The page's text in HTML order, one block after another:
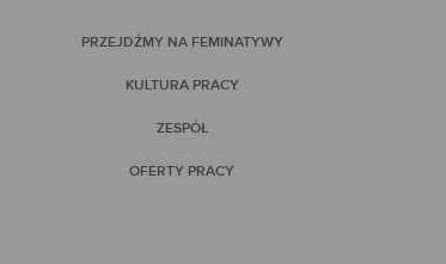
PRZEJDŹMY NA FEMINATYWY
KULTURA PRACY
ZESPÓŁ
OFERTY PRACY